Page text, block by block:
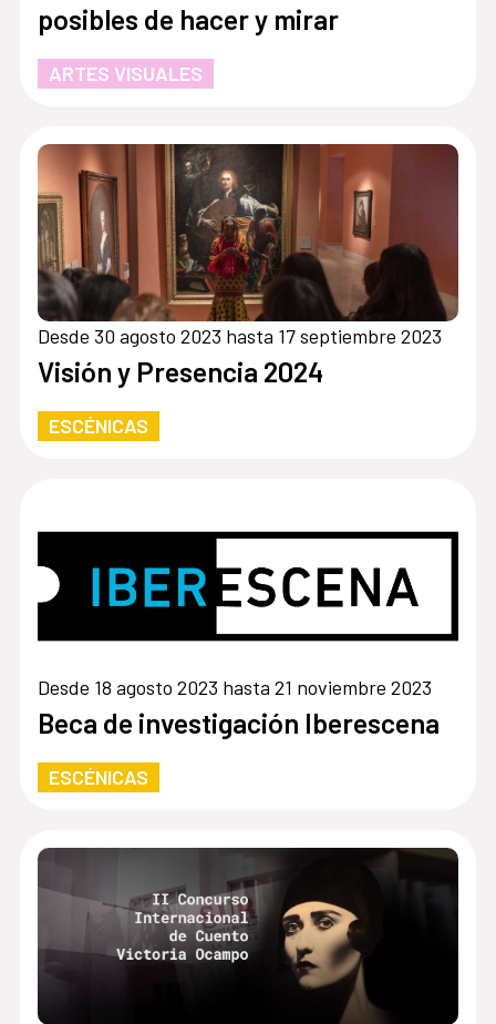
posibles de hacer y mirar
ARTES VISUALES
Desde 30 agosto 2023 hasta 17 septiembre 2023
Visión y Presencia 2024
ESCÉNICAS
Desde 18 agosto 2023 hasta 21 noviembre 2023
Beca de investigación Iberescena
ESCÉNICAS